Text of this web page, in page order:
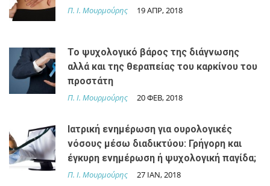
Π. Ι. Μουρμούρης 19 ΑΠΡ, 2018
Το ψυχολογικό βάρος της διάγνωσης
αλλά και της θεραπείας του καρκίνου του
προστάτη
Π. Ι. Μουρμούρης 20 ΦΕΒ, 2018
Ιατρική ενημέρωση για ουρολογικές
νόσους μέσω διαδικτύου: Γρήγορη και
έγκυρη ενημέρωση ή ψυχολογική παγίδα;
Π. Ι. Μουρμούρης 27 IAN, 2018